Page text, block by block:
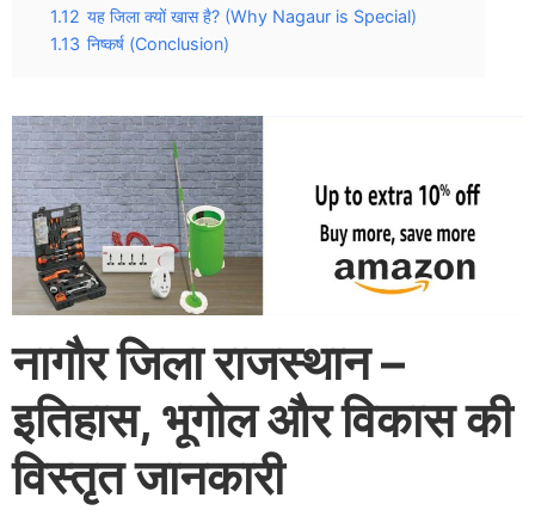
1.12 यह जिला क्यों खास है? (Why Nagaur is Special)
1.13 निष्कर्ष (Conclusion)
नागौर जिला राजस्थान –
इतिहास, भूगोल और विकास की
विस्तृत जानकारी